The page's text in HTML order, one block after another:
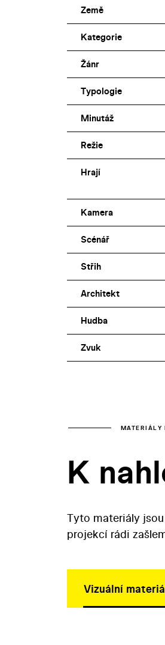
Země
Kategorie
Žánr
Typologie
Minutáž
Režie
Hrají
Kamera
Scénář
Střih
Architekt
Hudba
Zvuk
MATERIÁLY
K
Tyto materiály
projekcí rádi
Vizuální